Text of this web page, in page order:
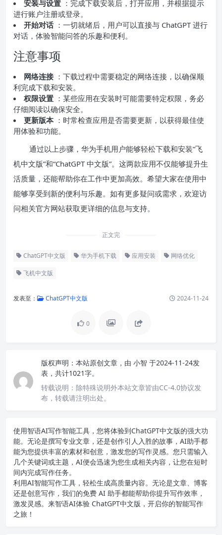
安装与设置 ：完成下载安装后，打开应用，并根据提示
进行账户注册或登录。
开始对话 ：一切就绪后，用户可以直接与 ChatGPT 进行
对话，体验智能问答的乐趣和便利。
注意事项
网络连接 ：下载过程中需要稳定的网络连接，以确保顺
利完成下载和安装。
权限设置 ：某些应用在安装时可能需要特定权限，务必
仔细阅读以确保安全。
更新版本 ：时常检查应用是否需要更新，以获得最佳使
用体验和功能。
通过以上步骤，华为手机用户能够轻松下载和安装“飞
机中文版”和“ChatGPT 中文版”。这两款应用不仅能够提升生
活质量，还能帮助你在工作中更加高效。希望大家在使用中
能够享受到新的便利与乐趣。如有更多疑问或需求，欢迎访
问相关官方网站获取更详细的信息与支持。
正文完
ChatGPT中文版 华为手机下载 应用安装 网络优化
飞机中文版
发表至： ChatGPT中文版 2024-11-24
0
版权声明： 本站原创文章，由 小智 于2024-11-24发
表，共计1021字。
转载说明： 除特殊说明外本站文章皆由CC-4.0协议发
布，转载请注明出处。
使用智语AI写作智能工具，您将体验到ChatGPT中文版的强大功
能。无论是撰写专业文章，还是创作引人入胜的故事，AI助手都
能为您提供丰富的素材和创意，激发您的写作灵感。您只需输入
几个关键词或主题，AI便会迅速为您生成相关内容，让您在短时
间内完成写作任务。
利用AI智能写作工具，轻松生成高质量内容。无论是文章、博客
还是创意写作，我们的免费 AI 助手都能帮助你提升写作效率，
激发灵感。来智语AI体验 ChatGPT中文版 ，开启你的智能写作
之旅！